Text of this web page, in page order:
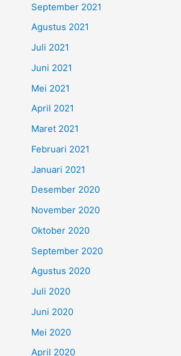
September 2021
Agustus 2021
Juli 2021
Juni 2021
Mei 2021
April 2021
Maret 2021
Februari 2021
Januari 2021
Desember 2020
November 2020
Oktober 2020
September 2020
Agustus 2020
Juli 2020
Juni 2020
Mei 2020
April 2020